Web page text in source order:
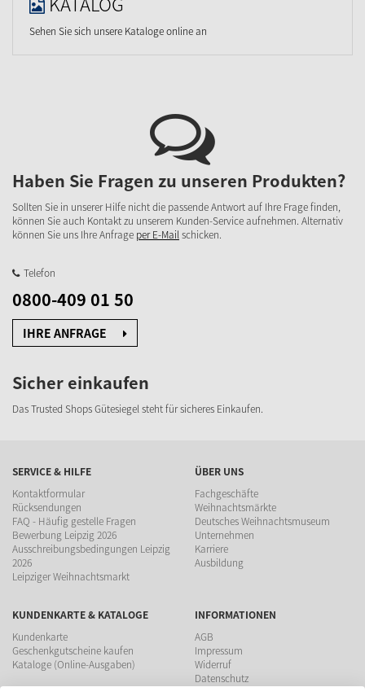
Sehen Sie sich unsere Kataloge online an
Haben Sie Fragen zu unseren Produkten?
Sollten Sie in unserer Hilfe nicht die passende Antwort auf Ihre Frage finden,
können Sie auch Kontakt zu unserem Kunden-Service aufnehmen. Alternativ
können Sie uns Ihre Anfrage per E-Mailschicken.
Telefon
0800-409 01 50
IHRE ANFRAGE
Sicher einkaufen
Das Trusted Shops Gütesiegel steht für sicheres Einkaufen.
SERVICE & HILFE
Kontaktformular
Rücksendungen
FAQ - Häufig gestelle Fragen
Bewerbung Leipzig 2026
Ausschreibungsbedingungen Leipzig
2026
Leipziger Weihnachtsmarkt
ÜBER UNS
Fachgeschäfte
Weihnachtsmärkte
Deutsches Weihnachtsmuseum
Unternehmen
Karriere
Ausbildung
KUNDENKARTE & KATALOGE
Kundenkarte
Geschenkgutscheine kaufen
Kataloge (Online-Ausgaben)
INFORMATIONEN
AGB
Impressum
Widerruf
Datenschutz